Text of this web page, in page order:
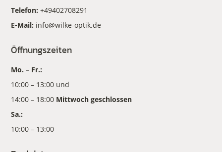
Telefon:+49402708291
E-Mail: info@wilke-optik.de
Öffnungszeiten
Mo. – Fr.:
10:00 – 13:00 und
14:00 – 18:00 Mittwoch geschlossen
Sa.:
10:00 – 13:00